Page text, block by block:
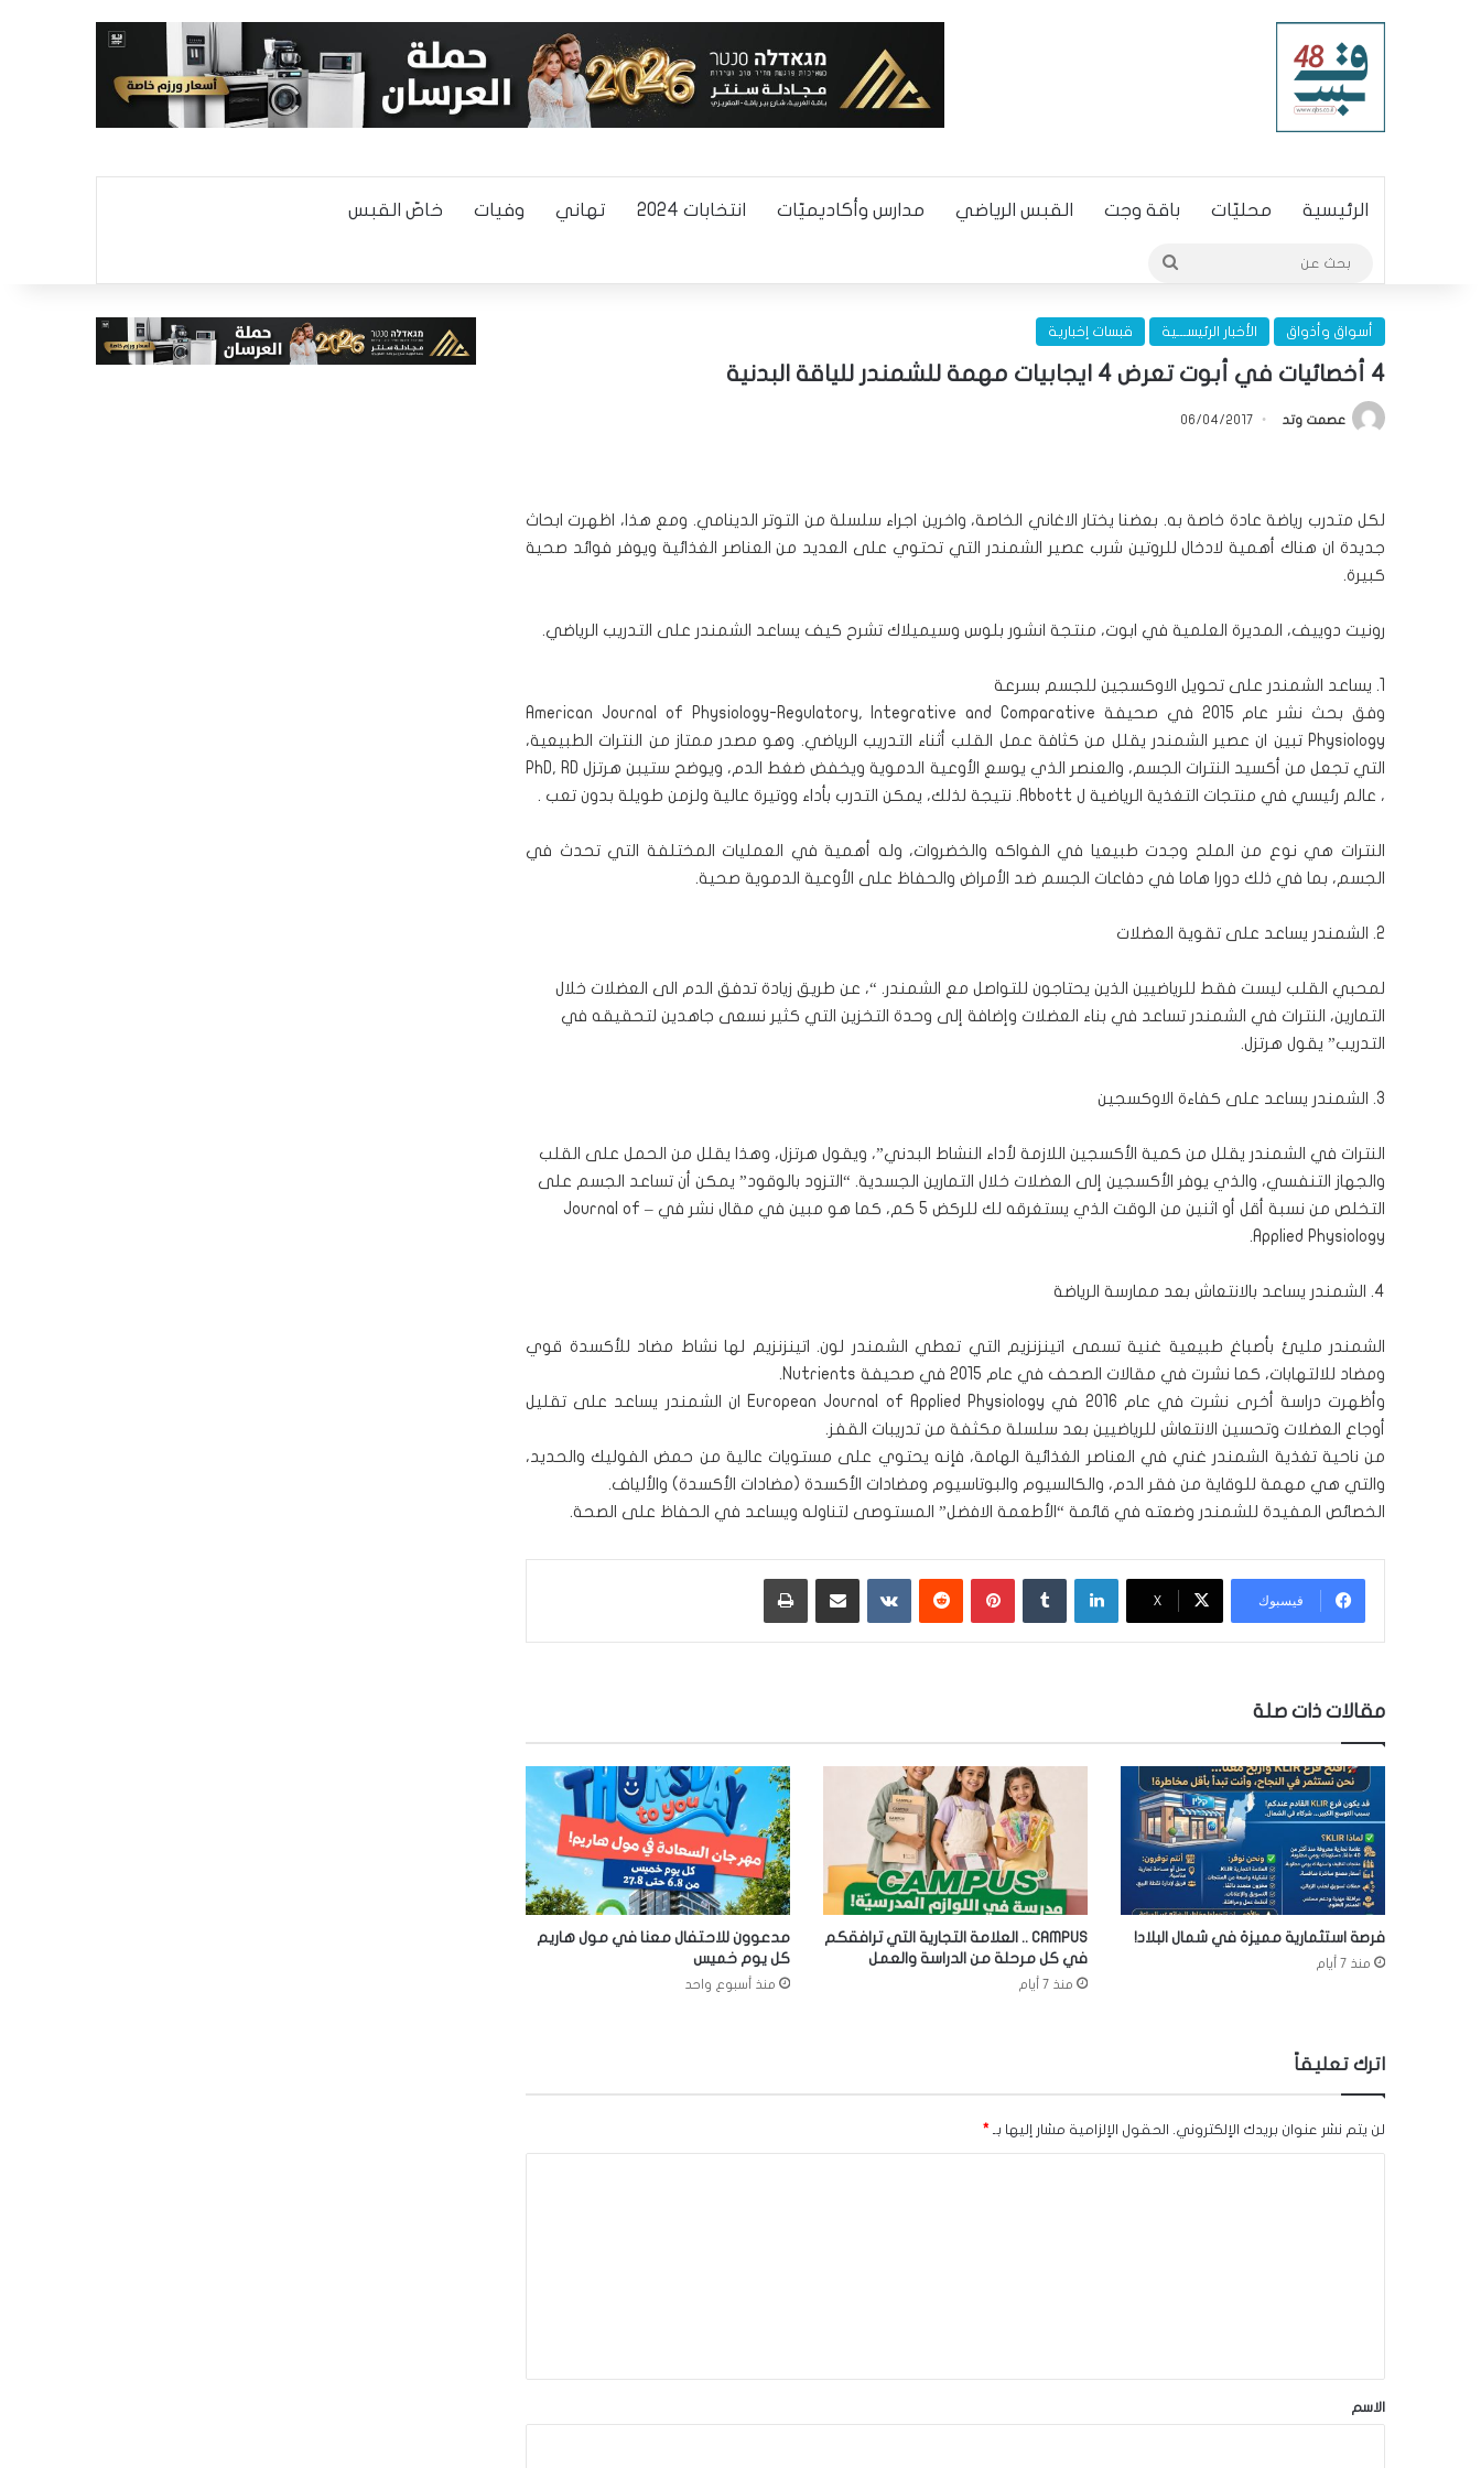
الرئيسية محليّات باقة وجت القبس الرياضي مدارس وأكاديميّات انتخابات 2024 تهاني وفيات خاصّ القبس
أسواق وأذواق الأخبار الرئيســـية قبسات إخبارية
4 أخصائيات في أبوت تعرض 4 ايجابيات مهمة للشمندر للياقة البدنية
عصمت وتد 06/04/2017
لكل متدرب رياضة عادة خاصة به. بعضنا يختار الاغاني الخاصة، واخرين اجراء سلسلة من التوتر الدينامي. ومع هذا، اظهرت ابحاث
جديدة ان هناك أهمية لادخال للروتين شرب عصير الشمندر التي تحتوي على العديد من العناصر الغذائية ويوفر فوائد صحية
كبيرة.
رونيت دوييف، المديرة العلمية في ابوت، منتجة انشور بلوس وسيميلاك تشرح كيف يساعد الشمندر على التدريب الرياضي.
1. يساعد الشمندر على تحويل الاوكسجين للجسم بسرعة
وفق بحث نشر عام 2015 في صحيفة
American Journal of Physiology-Regulatory, Integrative and Comparative
Physiology تبين ان عصير الشمندر يقلل من كثافة عمل القلب أثناء التدريب الرياضي. وهو مصدر ممتاز من النترات الطبيعية،
التي تجعل من أكسيد النترات الجسم، والعنصر الذي يوسع الأوعية الدموية ويخفض ضغط الدم، ويوضح ستيبن هرتزل PhD, RD
، عالم رئيسي في منتجات التغذية الرياضية ل Abbott. نتيجة لذلك، يمكن التدرب بأداء ووتيرة عالية ولزمن طويلة بدون تعب .
النترات هي نوع من الملح وجدت طبيعيا في الفواكه والخضروات، وله أهمية في العمليات المختلفة التي تحدث في
الجسم، بما في ذلك دورا هاما في دفاعات الجسم ضد الأمراض والحفاظ على الأوعية الدموية صحية.
2. الشمندر يساعد على تقوية العضلات
لمحبي القلب ليست فقط للرياضيين الذين يحتاجون للتواصل مع الشمندر. “، عن طريق زيادة تدفق الدم الى العضلات خلال
التمارين، النترات في الشمندر تساعد في بناء العضلات وإضافة إلى وحدة التخزين التي كثير نسعى جاهدين لتحقيقه في
التدريب” يقول هرتزل.
3. الشمندر يساعد على كفاءة الاوكسجين
النترات في الشمندر يقلل من كمية الأكسجين اللازمة لأداء النشاط البدني”، ويقول هرتزل، وهذا يقلل من الحمل على القلب
والجهاز التنفسي، والذي يوفر الأكسجين إلى العضلات خلال التمارين الجسدية. “التزود بالوقود” يمكن أن تساعد الجسم على
التخلص من نسبة أقل أو اثنين من الوقت الذي يستغرقه لك للركض 5 كم، كما هو مبين في مقال نشر في –
Journal of
Applied Physiology
.
4. الشمندر يساعد بالانتعاش بعد ممارسة الرياضة
الشمندر مليئ بأصباغ طبيعية غنية تسمى اتينزنزيم التي تعطي الشمندر لون. اتينزنزيم لها نشاط مضاد للأكسدة قوي
ومضاد للالتهابات، كما نشرت في مقالات الصحف في عام 2015 في صحيفة
Nutrients
.
وأظهرت دراسة أخرى نشرت في عام 2016 في
European Journal of Applied Physiology ان الشمندر يساعد على تقليل
أوجاع العضلات وتحسين الانتعاش للرياضيين بعد سلسلة مكثفة من تدريبات القفز.
من ناحية تغذية الشمندر غني في العناصر الغذائية الهامة، فإنه يحتوي على مستويات عالية من حمض الفوليك والحديد،
والتي هي مهمة للوقاية من فقر الدم، والكالسيوم والبوتاسيوم ومضادات الأكسدة (مضادات الأكسدة) والألياف.
الخصائص المفيدة للشمندر وضعته في قائمة “الأطعمة الافضل” المستوصى لتناوله ويساعد في الحفاظ على الصحة.
فيسبوك ‫X
لينكدإن بينتيريست ‏VKontakte
مقالات ذات صلة
فرصة استثمارية مميزة في شمال البلاد!
منذ 7 أيام
CAMPUS .. العلامة التجارية التي ترافقكم
في كل مرحلة من الدراسة والعمل
منذ 7 أيام
مدعوون للاحتفال معنا في مول هاريم
كل يوم خميس
منذ أسبوع واحد
اترك تعليقاً
لن يتم نشر عنوان بريدك الإلكتروني. الحقول الإلزامية مشار إليها بـ *
*
الاسم